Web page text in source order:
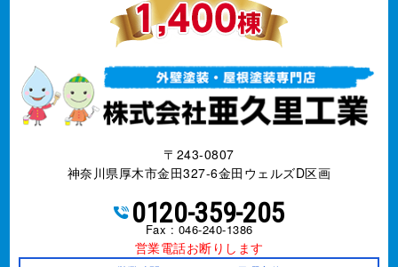
〒243-0807
神奈川県厚木市金田327-6金田ウェルズD区画
0120-359-205
Fax : 046-240-1386
営業電話お断りします